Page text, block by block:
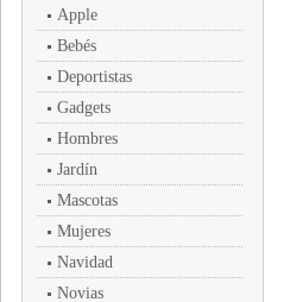
Apple
Bebés
Deportistas
Gadgets
Hombres
Jardín
Mascotas
Mujeres
Navidad
Novias